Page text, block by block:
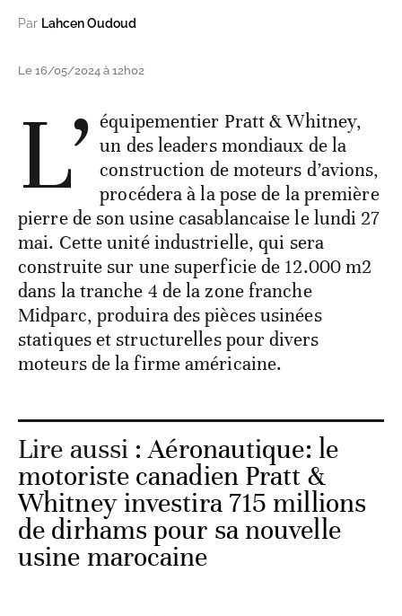
Par Lahcen Oudoud
Le 16/05/2024 à 12h02
L’ équipementier Pratt & Whitney,
un des leaders mondiaux de la
construction de moteurs d’avions,
procédera à la pose de la première
pierre de son usine casablancaise le lundi 27
mai. Cette unité industrielle, qui sera
construite sur une superficie de 12.000 m2
dans la tranche 4 de la zone franche
Midparc, produira des pièces usinées
statiques et structurelles pour divers
moteurs de la firme américaine.
Lire aussi :Aéronautique: le
motoriste canadien Pratt &
Whitney investira 715 millions
de dirhams pour sa nouvelle
usine marocaine